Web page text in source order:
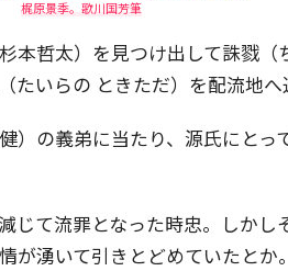
梶原景季。歌川国芳筆
杉本哲太）を見つけ出して誅戮
（たいらの ときただ）を配流地へ
健）の義弟に当たり、源氏にと
じて流罪となった時忠。しかし
が湧いて引きとどめていたとか。